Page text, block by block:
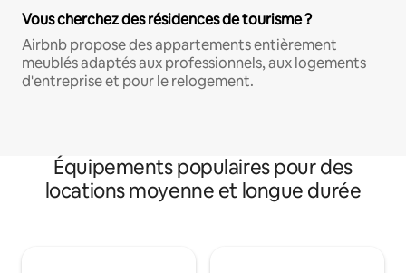
Vous cherchez des résidences de tourisme ?
Airbnb propose des appartements entièrement
meublés adaptés aux professionnels, aux logements
d'entreprise et pour le relogement.
Équipements populaires pour des
locations moyenne et longue durée